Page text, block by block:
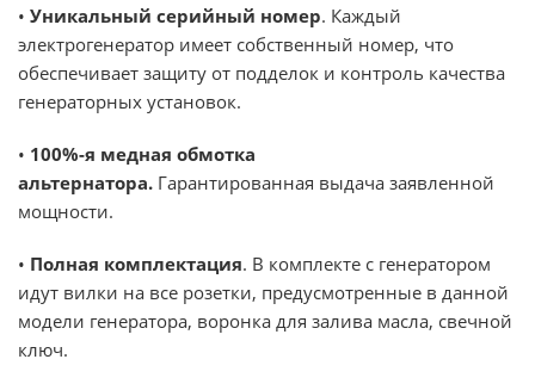
• Уникальный серийный номер. Каждый
электрогенератор имеет собственный номер, что
обеспечивает защиту от подделок и контроль качества
генераторных установок.
• 100%-я медная обмотка
альтернатора. Гарантированная выдача заявленной
мощности.
• Полная комплектация. В комплекте с генератором
идут вилки на все розетки, предусмотренные в данной
модели генератора, воронка для залива масла, свечной
ключ.